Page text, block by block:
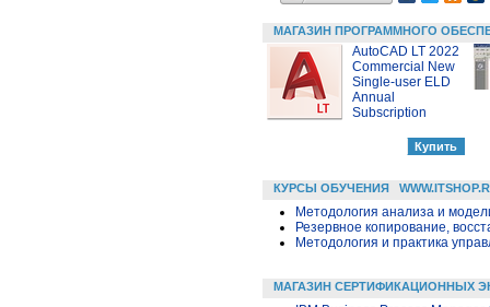
МАГАЗИН ПРОГРАММНОГО
AutoCAD LT 2022
Commercial New
Single-user ELD
Annual
Subscription
КУРСЫ ОБУЧЕНИЯ
Методология анализа и
Резервное копирование,
Методология и практика
МАГАЗИН СЕРТИФИКАЦИОННЫХ